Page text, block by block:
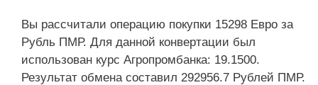
Вы рассчитали операцию покупки 15298 Евро за
Рубль ПМР. Для данной конвертации был
использован курс Агропромбанка: 19.1500.
Результат обмена составил 292956.7 Рублей ПМР.